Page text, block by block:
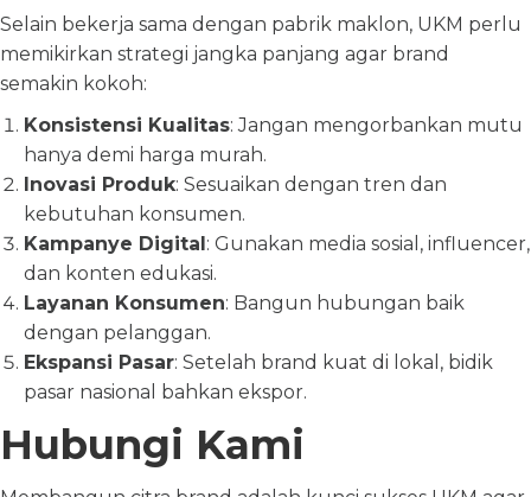
Selain bekerja sama dengan pabrik maklon, UKM perlu
memikirkan strategi jangka panjang agar brand
semakin kokoh:
Konsistensi Kualitas: Jangan mengorbankan mutu
hanya demi harga murah.
Inovasi Produk: Sesuaikan dengan tren dan
kebutuhan konsumen.
Kampanye Digital: Gunakan media sosial, influencer,
dan konten edukasi.
Layanan Konsumen: Bangun hubungan baik
dengan pelanggan.
Ekspansi Pasar: Setelah brand kuat di lokal, bidik
pasar nasional bahkan ekspor.
Hubungi Kami